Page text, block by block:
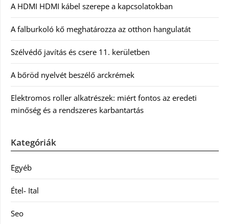
A HDMI HDMI kábel szerepe a kapcsolatokban
A falburkoló kő meghatározza az otthon hangulatát
Szélvédő javítás és csere 11. kerületben
A bőröd nyelvét beszélő arckrémek
Elektromos roller alkatrészek: miért fontos az eredeti
minőség és a rendszeres karbantartás
Kategóriák
Egyéb
Étel- Ital
Seo